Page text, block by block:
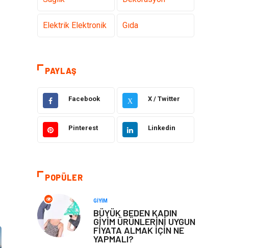
Elektrik Elektronik Gıda
Bilgisayar ve
Yazılım
Güzellik Mobilya
PAYLAŞ
Facebook X X / Twitter
Pinterest Linkedin
POPÜLER
GIYIM
BÜYÜK BEDEN KADIN
GİYİM ÜRÜNLERİNİ UYGUN
FİYATA ALMAK İÇİN NE
YAPMALI?